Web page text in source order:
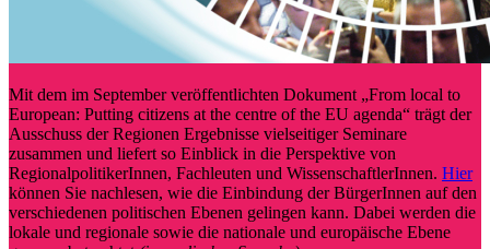
Mit dem im September veröffentlichten Dokument „From local to
European: Putting citizens at the centre of the EU agenda“ trägt der
Ausschuss der Regionen Ergebnisse vielseitiger Seminare
zusammen und liefert so Einblick in die Perspektive von
RegionalpolitikerInnen, Fachleuten und WissenschaftlerInnen. Hier
können Sie nachlesen, wie die Einbindung der BürgerInnen auf den
verschiedenen politischen Ebenen gelingen kann. Dabei werden die
lokale und regionale sowie die nationale und europäische Ebene